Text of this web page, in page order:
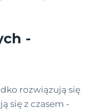
-
rozwiązują się
się z czasem -